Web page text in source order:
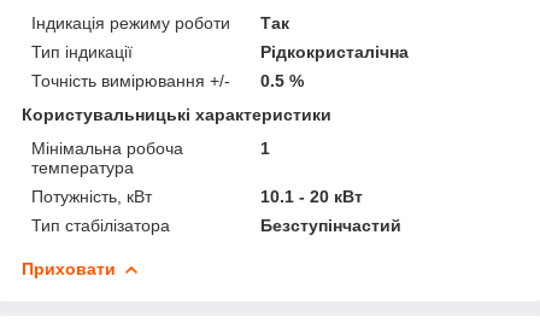
Індикація режиму роботи
Так
Тип індикації
Рідкокристалічна
Точність вимірювання +/-
0.5 %
Користувальницькі характеристики
Мінімальна робоча
температура
1
Потужність, кВт
10.1 - 20 кВт
Тип стабілізатора
Безступінчастий
Приховати